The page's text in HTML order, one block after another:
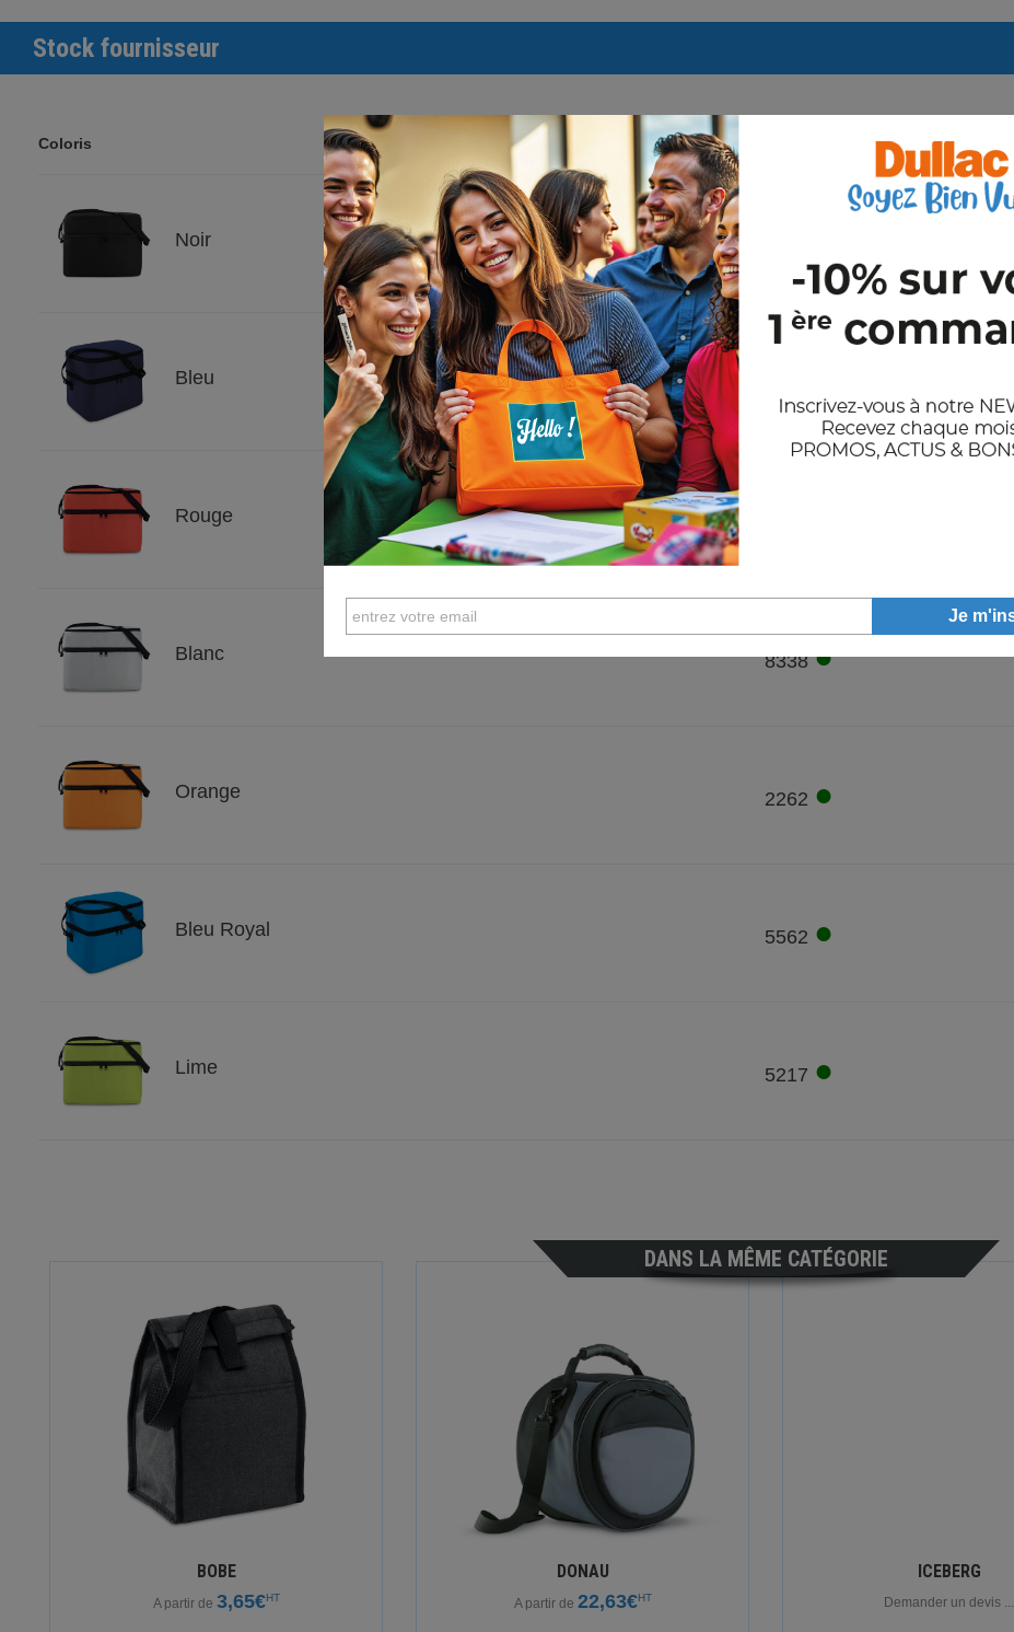
Stock fournisseur
Coloris
Noir
Bleu
Rouge
Blanc 8338●
Orange 2262 ●
Bleu Royal 5562 ●
Lime 5217 ●
DANS LA MÊME CATÉGORIE
BOBE
A partir de 3,65€HT
DONAU
A partir de 22,63€HT
ICEBERG
Demander un devis ...